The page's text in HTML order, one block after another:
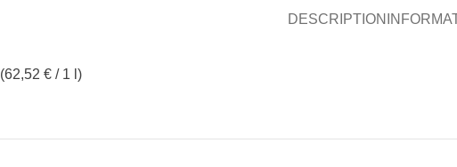
DESCRIPTION
(62,52 € / 1 l)